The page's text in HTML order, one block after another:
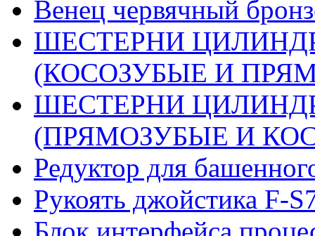
Венец червячный
ШЕСТЕРНИ
(КОСОЗУБЫЕ И
ШЕСТЕРНИ
(ПРЯМОЗУБЫЕ И
Редуктор для
Рукоять джойстика F-